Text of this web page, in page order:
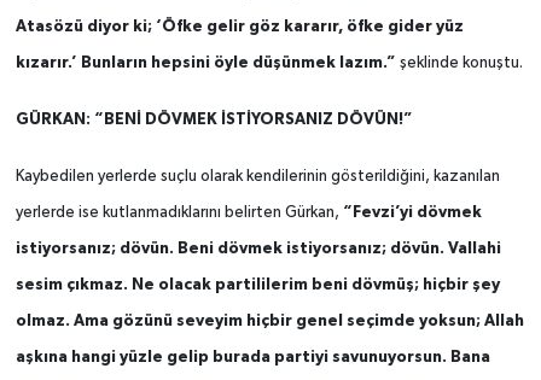
Atasözü diyor ki; ‘Öfke gelir göz kararır, öfke gider yüz
kızarır.’ Bunların hepsini öyle düşünmek lazım.” şeklinde konuştu.
GÜRKAN: “BENİ DÖVMEK İSTİYORSANIZ DÖVÜN!”
Kaybedilen yerlerde suçlu olarak kendilerinin gösterildiğini, kazanılan
yerlerde ise kutlanmadıklarını belirten Gürkan, “Fevzi’yi dövmek
istiyorsanız; dövün. Beni dövmek istiyorsanız; dövün. Vallahi
sesim çıkmaz. Ne olacak partililerim beni dövmüş; hiçbir şey
olmaz. Ama gözünü seveyim hiçbir genel seçimde yoksun; Allah
aşkına hangi yüzle gelip burada partiyi savunuyorsun. Bana